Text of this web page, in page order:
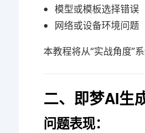
模型或模板选择错误
网络或设备环境问题
本教程将从“实战角度”
二、即梦AI生
问题表现：